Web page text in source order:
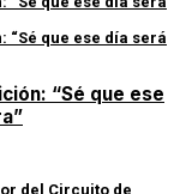
“Sé que ese